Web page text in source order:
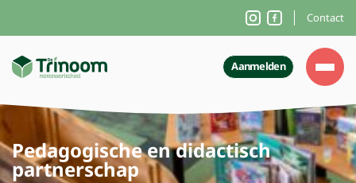
Contact
Aanmelden
Pedagogische en didactisch
partnerschap